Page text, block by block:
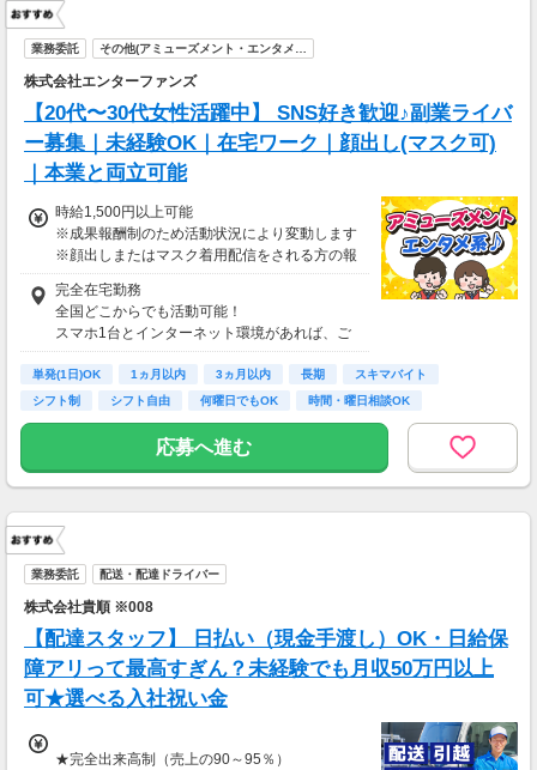
業務委託 その他(アミューズメント・エンタメ…
株式会社エンターファンズ
【20代〜30代女性活躍中】 SNS好き歓迎♪副業ライバ
ー募集｜未経験OK｜在宅ワーク｜顔出し(マスク可)
｜本業と両立可能
時給1,500円以上可能
※成果報酬制のため活動状況により変動します
※顔出しまたはマスク着用配信をされる方の報
酬基準となります
【収入例】
■事務職Aさん（週3日・月50時間程度）
月収8万円～15万円
月収15万円～25万円
■主婦Cさん（月100時間程度）
月収20万円以上
現在活躍中のライバーの多くは会社員や主婦の
方。
本業や家庭と両立しながら副業として活動され
ています。
完全在宅勤務
全国どこからでも活動可能！
スマホ1台とインターネット環境があれば、ご
自宅からスタートできます。
通勤時間ゼロだから、本業やプライベートとの
両立もラクラク♪
単発(1日)OK 1ヵ月以内 3ヵ月以内 長期
スキマバイト
シフト制
シフト自由 何曜日でもOK 時間・曜日相談OK
応募へ進む
業務委託 配送・配達ドライバー
株式会社貴順 ※008
【配達スタッフ】 日払い（現金手渡し）OK・日給保
障アリって最高すぎん？未経験でも月収50万円以上
可★選べる入社祝い金
★完全出来高制（売上の90～95％）